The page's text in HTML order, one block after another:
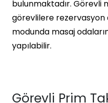
bulunmaktadır. Görevli
görevlilere rezervasyon
modunda masaj
yapılabilir.
Görevli Prim